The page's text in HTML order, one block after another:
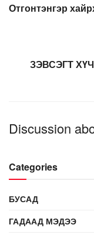
Отгонтэнгэр
ЗЭВСЭГТ
Discussion
Categories
БУСАД
ГАДААД МЭДЭЭ